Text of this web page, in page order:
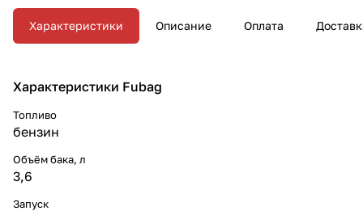
Характеристики Описание Оплата
Характеристики Fubag
Топливо
бензин
Объём бака, л
3,6
Запуск